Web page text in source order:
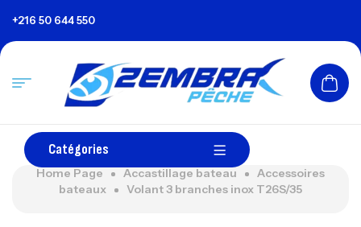
+216 50 644 550
Catégories
Home Page Accastillage bateau
Accessoires
bateaux
Volant 3 branches inox T26S/35